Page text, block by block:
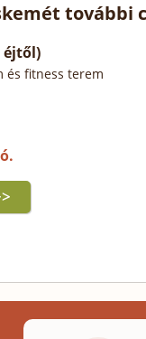
további
éjtől)
és fitness terem